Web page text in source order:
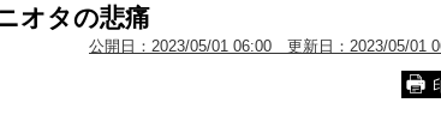
オタの悲痛
公開日： 2023/05/01 06:00 更新日： 2023/05/01